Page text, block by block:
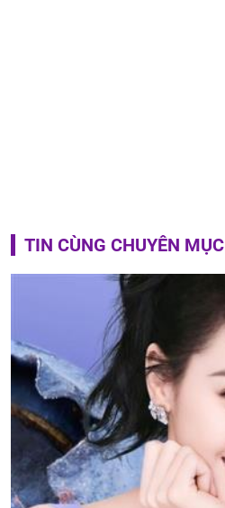
TIN CÙNG CHUYÊN MỤC